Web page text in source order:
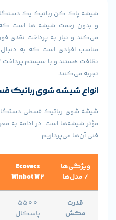
کن رباتیک یک دستگاه هوشمند برای
شیشه‌ ها است که امکانخرید
به پرداخت نقدی فوری را رفع
است که به دنبال صرفه‌ جویی
و با سیستم پرداخت ۴ قسط
اسنپ‌
شوی رباتیک قسطی موجود
رباتیک قسطی دستگاهی هوشمند
است. در ادامه به معرفی مهم‌ترین
Ecovacs
Winbot W2
HUTT W9
۵۵۰۰
پاسکال
۳۸۰۰
پاسکال